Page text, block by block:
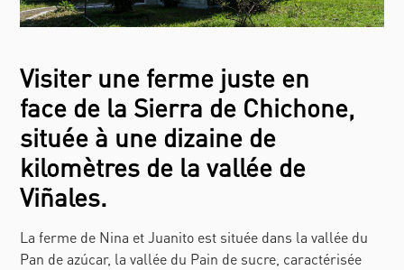
Visiter une ferme juste en
face de la Sierra de Chichone,
située à une dizaine de
kilomètres de la vallée de
Viñales.
La ferme de Nina et Juanito est située dans la vallée du
Pan de azúcar, la vallée du Pain de sucre, caractérisée